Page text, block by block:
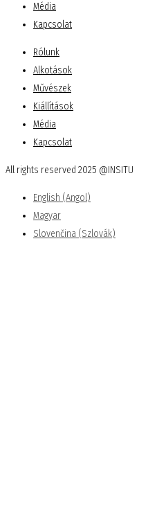
Média
Kapcsolat
Rólunk
Alkotások
Művészek
Kiállítások
Média
Kapcsolat
All rights reserved 2025 @INSITU
English (Angol)
Magyar
Slovenčina (Szlovák)